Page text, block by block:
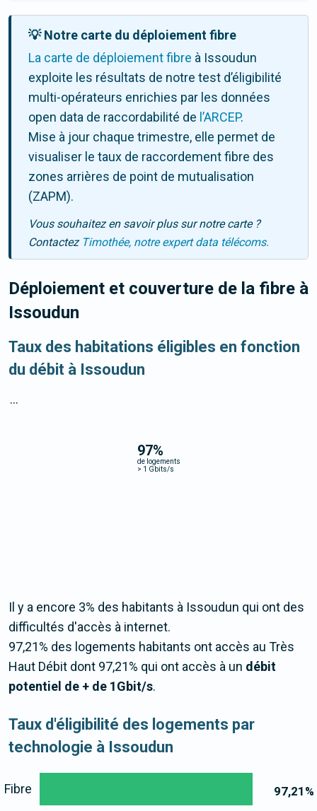
💡 Notre carte du déploiement fibre
La carte de déploiement fibre à Issoudun
exploite les résultats de notre test d’éligibilité
multi-opérateurs enrichies par les données
open data de raccordabilité de l’ARCEP.
Mise à jour chaque trimestre, elle permet de
visualiser le taux de raccordement fibre des
zones arrières de point de mutualisation
(ZAPM).
Vous souhaitez en savoir plus sur notre carte ?
Contactez Timothée, notre expert data télécoms.
Déploiement et couverture de la fibre à
Issoudun
Taux des habitations éligibles en fonction
du débit à Issoudun
97%
de logements
> 1 Gbits/s
...
Il y a encore 3% des habitants à Issoudun qui ont des
difficultés d'accès à internet.
97,21% des logements habitants ont accès au Très
Haut Débit dont 97,21% qui ont accès à un débit
potentiel de + de 1Gbit/s.
Taux d'éligibilité des logements par
technologie à Issoudun
97,21 %
Fibre